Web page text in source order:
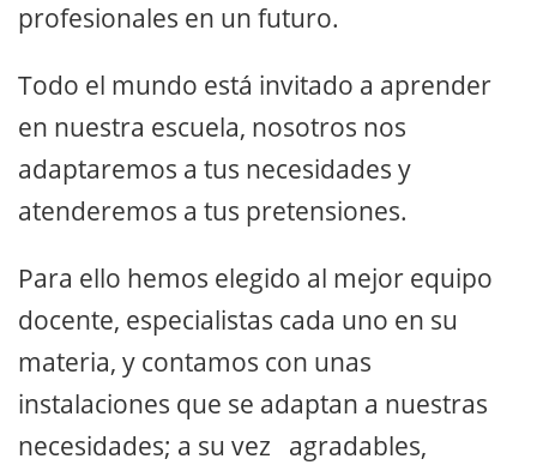
profesionales en un futuro.
Todo el mundo está invitado a aprender
en nuestra escuela, nosotros nos
adaptaremos a tus necesidades y
atenderemos a tus pretensiones.
Para ello hemos elegido al mejor equipo
docente, especialistas cada uno en su
materia, y contamos con unas
instalaciones que se adaptan a nuestras
necesidades; a su vez agradables,